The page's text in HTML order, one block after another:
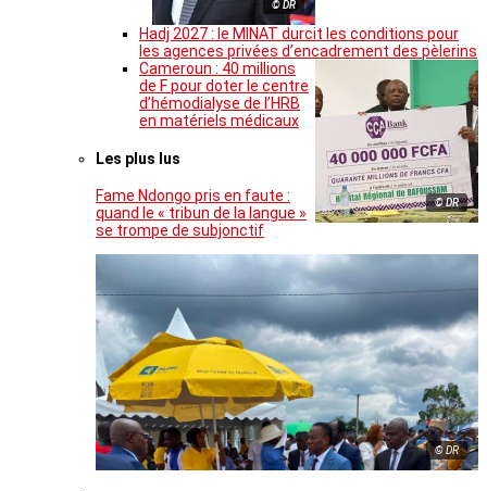
© DR
Hadj 2027 : le MINAT durcit les conditions pour
les agences privées d’encadrement des pèlerins
© DR
Cameroun : 40 millions
de F pour doter le centre
d’hémodialyse de l’HRB
en matériels médicaux
Les plus lus
Fame Ndongo pris en faute :
quand le « tribun de la langue »
se trompe de subjonctif
© DR